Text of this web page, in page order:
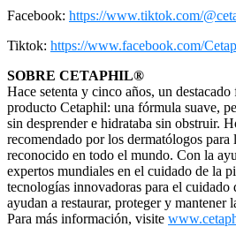
Facebook: https://www.tiktok.com/
Tiktok: https://www.facebook.com/
SOBRE CETAPHIL®
Hace setenta y cinco años, un
producto Cetaphil: una fórmula suave,
sin desprender e hidrataba sin obstruir.
recomendado por los dermatólogos para
reconocido en todo el mundo. Con la
expertos mundiales en el cuidado de la
tecnologías innovadoras para el cuidado
ayudan a restaurar, proteger y mantener
Para más información, visite